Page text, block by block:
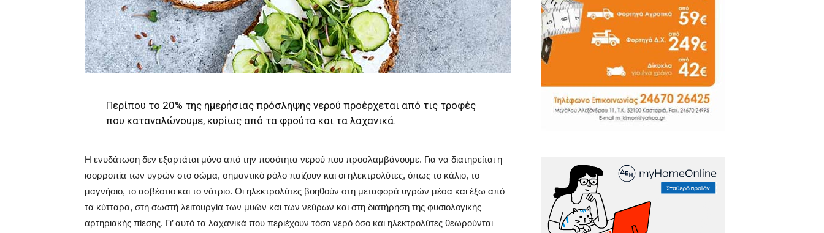
Περίπου το 20% της ημερήσιας πρόσληψης νερού προέρχεται από τις τροφές
που καταναλώνουμε, κυρίως από τα φρούτα και τα λαχανικά.
Η ενυδάτωση δεν εξαρτάται μόνο από την ποσότητα νερού που προσλαμβάνουμε. Για να διατηρείται η
ισορροπία των υγρών στο σώμα, σημαντικό ρόλο παίζουν και οι ηλεκτρολύτες, όπως το κάλιο, το
μαγνήσιο, το ασβέστιο και το νάτριο. Οι ηλεκτρολύτες βοηθούν στη μεταφορά υγρών μέσα και έξω από
τα κύτταρα, στη σωστή λειτουργία των μυών και των νεύρων και στη διατήρηση της φυσιολογικής
αρτηριακής πίεσης. Γι’ αυτό τα λαχανικά που περιέχουν τόσο νερό όσο και ηλεκτρολύτες θεωρούνται